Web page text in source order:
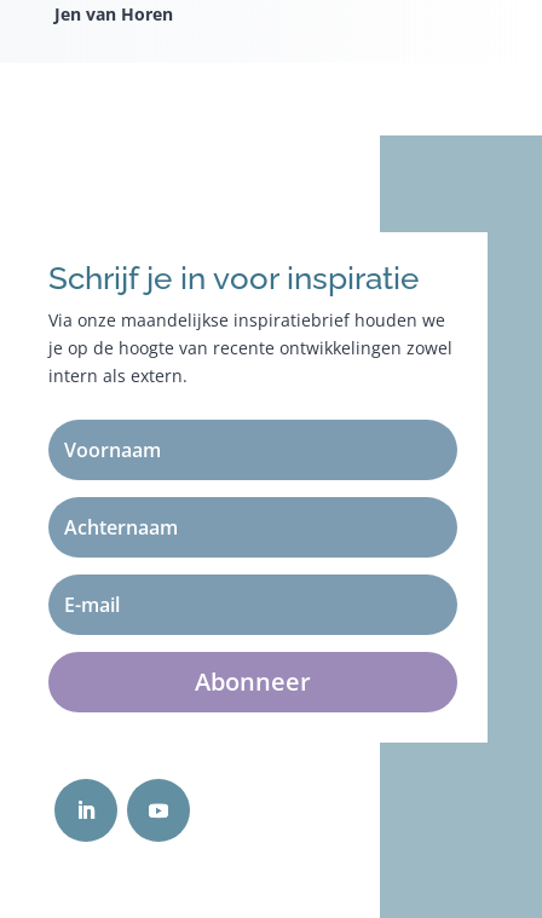
Jen van Horen
Schrijf je in voor inspiratie
Via onze maandelijkse inspiratiebrief houden we
je op de hoogte van recente ontwikkelingen zowel
intern als extern.
Abonneer